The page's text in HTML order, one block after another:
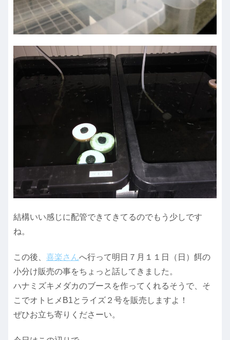
結構いい感じに配管できてきてるのでもう少しです
ね。
この後、 喜楽さんへ行って明日７月１１日（日）餌の
小分け販売の事をちょっと話してきました。
ハナミズキメダカのブースを作ってくれるそうで、そ
こでオトヒメB1とライズ２号を販売しますよ！
ぜひお立ち寄りくださーい。